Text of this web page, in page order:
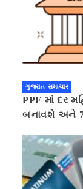
ગુજરાત સમાચાર
PPF માં દર
બનાવશે અને